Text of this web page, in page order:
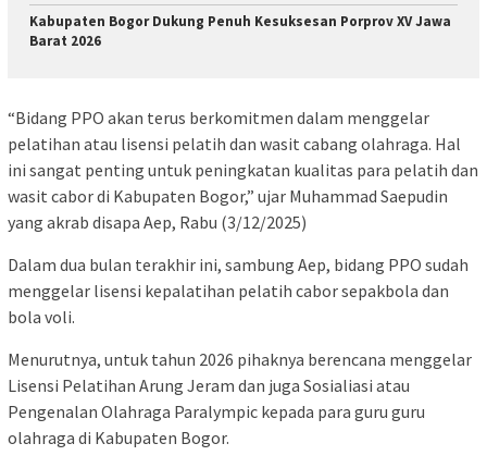
Kabupaten Bogor Dukung Penuh Kesuksesan Porprov XV Jawa
Barat 2026
“Bidang PPO akan terus berkomitmen dalam menggelar
pelatihan atau lisensi pelatih dan wasit cabang olahraga. Hal
ini sangat penting untuk peningkatan kualitas para pelatih dan
wasit cabor di Kabupaten Bogor,” ujar Muhammad Saepudin
yang akrab disapa Aep, Rabu (3/12/2025)
Dalam dua bulan terakhir ini, sambung Aep, bidang PPO sudah
menggelar lisensi kepalatihan pelatih cabor sepakbola dan
bola voli.
Menurutnya, untuk tahun 2026 pihaknya berencana menggelar
Lisensi Pelatihan Arung Jeram dan juga Sosialiasi atau
Pengenalan Olahraga Paralympic kepada para guru guru
olahraga di Kabupaten Bogor.